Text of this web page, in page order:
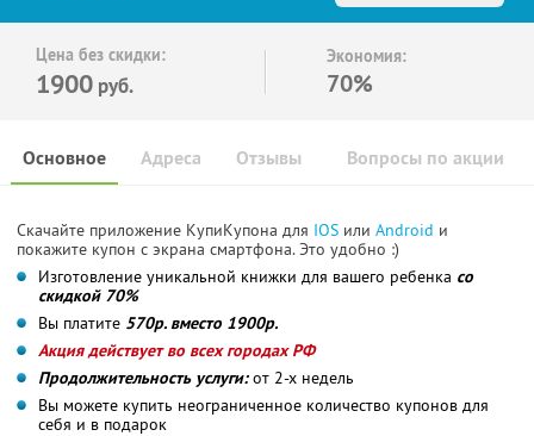
Цена без скидки:
1900 руб.
Экономия:
70%
Основное Отзывы Вопросы по акции
Адреса
Скачайте приложение КупиКупона для IOS или Android и
покажите купон с экрана смартфона. Это удобно :)
Изготовление уникальной книжки для вашего ребенка со
скидкой 70%
Вы платите 570р. вместо 1900р.
Акция действует во всех городах РФ
Продолжительность услуги:от 2-х недель
Вы можете купить неограниченное количество купонов для
себя и в подарок